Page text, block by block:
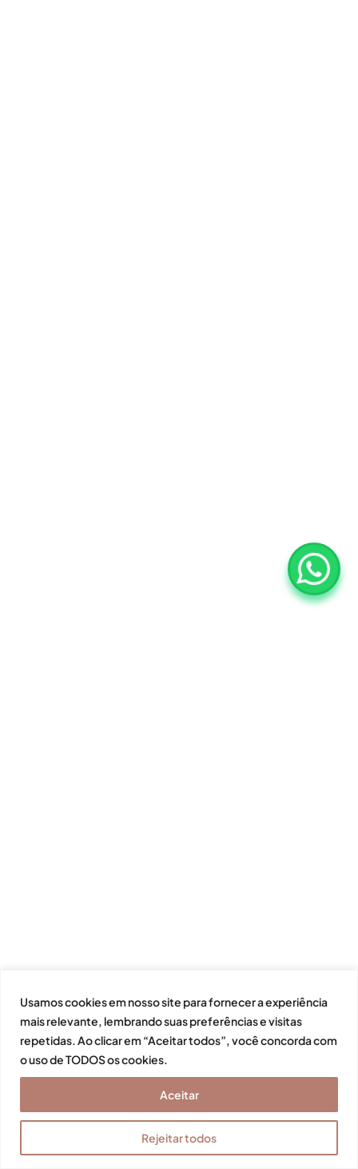
Usamos cookies em nosso site para fornecer a experiência
mais relevante, lembrando suas preferências e visitas
repetidas. Ao clicar em “Aceitar todos”, você concorda com
o uso de TODOS os cookies.
Rejeitar todos
Aceitar